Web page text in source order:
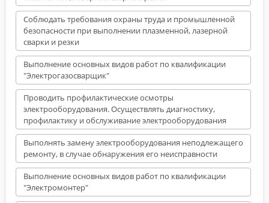
Соблюдать требования охраны труда и промышленной
безопасности при выполнении плазменной, лазерной
сварки и резки
Выполнение основных видов работ по квалификации
"Электрогазосварщик"
Проводить профилактические осмотры
электрооборудования. Осуществлять диагностику,
профилактику и обслуживание электрооборудования
Выполнять замену электрооборудования неподлежащего
ремонту, в случае обнаружения его неисправности
Выполнение основных видов работ по квалификации
"Электромонтер"